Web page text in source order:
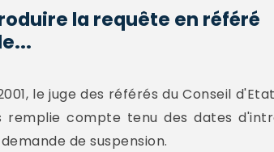
la requête en référé
le juge des référés du Conseil
compte tenu des dates
de suspension.